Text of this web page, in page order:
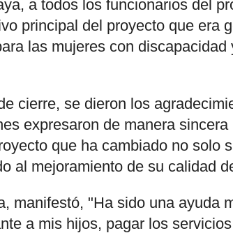
a todos los funcionarios del
principal del proyecto que era
las mujeres con
cierre, se dieron los
expresaron de manera
que ha cambiado no solo
al mejoramiento de su calidad
manifestó, "Ha sido una ayuda
a mis hijos, pagar los